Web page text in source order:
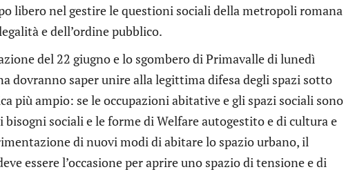
libero nel gestire le questioni sociali della metropoli romana
e dell’ordine pubblico.
del 22 giugno e lo sgombero di Primavalle di lunedì
dovranno saper unire alla legittima difesa degli spazi sotto
più ampio: se le occupazioni abitative e gli spazi sociali sono
sociali e le forme di Welfare autogestito e di cultura e
di nuovi modi di abitare lo spazio urbano, il
essere l’occasione per aprire uno spazio di tensione e di